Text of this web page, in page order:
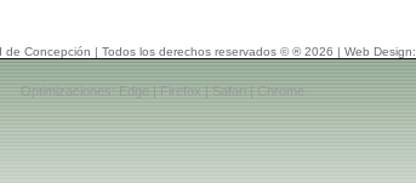
de Concepción | Todos los derechos reservados © ® 2026 | Web Design:
Optimizaciones: Edge | Firefox | Safari | Chrome